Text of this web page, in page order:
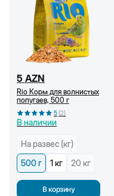
5 AZN
Rio Корм для волнистых
попугаев, 500 г
5(2)
В наличии
На развес (кг)
500 г
1 кг 20 кг
В корзину